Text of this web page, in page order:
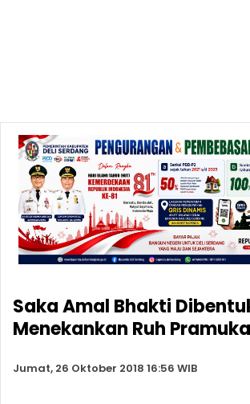
Saka Amal Bhakti
Menekankan Ruh
Jumat, 26 Oktober 2018 16:56 WIB